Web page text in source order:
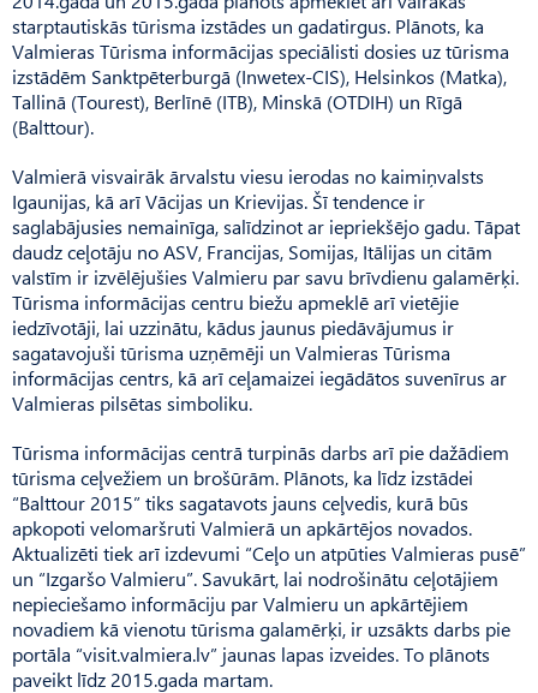
starptautiskās tūrisma izstādes un gadatirgus. Plānots, ka
Valmieras Tūrisma informācijas speciālisti dosies uz tūrisma
izstādēm Sanktpēterburgā (Inwetex-CIS), Helsinkos (Matka),
Tallinā (Tourest), Berlīnē (ITB), Minskā (OTDIH) un Rīgā
(Balttour).
Valmierā visvairāk ārvalstu viesu ierodas no kaimiņvalsts
Igaunijas, kā arī Vācijas un Krievijas. Šī tendence ir
saglabājusies nemainīga, salīdzinot ar iepriekšējo gadu. Tāpat
daudz ceļotāju no ASV, Francijas, Somijas, Itālijas un citām
valstīm ir izvēlējušies Valmieru par savu brīvdienu galamērķi.
Tūrisma informācijas centru biežu apmeklē arī vietējie
iedzīvotāji, lai uzzinātu, kādus jaunus piedāvājumus ir
sagatavojuši tūrisma uzņēmēji un Valmieras Tūrisma
informācijas centrs, kā arī ceļamaizei iegādātos suvenīrus ar
Valmieras pilsētas simboliku.
Tūrisma informācijas centrā turpinās darbs arī pie dažādiem
tūrisma ceļvežiem un brošūrām. Plānots, ka līdz izstādei
“Balttour 2015” tiks sagatavots jauns ceļvedis, kurā būs
apkopoti velomaršruti Valmierā un apkārtējos novados.
Aktualizēti tiek arī izdevumi “Ceļo un atpūties Valmieras pusē”
un “Izgaršo Valmieru”. Savukārt, lai nodrošinātu ceļotājiem
nepieciešamo informāciju par Valmieru un apkārtējiem
novadiem kā vienotu tūrisma galamērķi, ir uzsākts darbs pie
portāla “visit.valmiera.lv” jaunas lapas izveides. To plānots
paveikt līdz 2015.gada martam.